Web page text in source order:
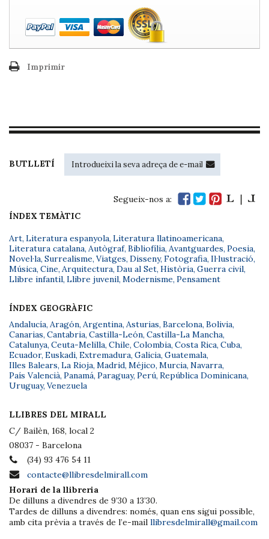
Imprimir
BUTLLETÍ
Segueix-nos a:
ÍNDEX TEMÀTIC
Art, Literatura espanyola, Literatura llatinoamericana,
Literatura catalana, Autògraf, Bibliofília, Avantguardes, Poesia,
Novel·la, Surrealisme, Viatges, Disseny, Fotografia, Il·lustració,
Música, Cine, Arquitectura, Dau al Set, Història, Guerra civil,
Llibre infantil, Llibre juvenil, Modernisme, Pensament
ÍNDEX GEOGRÀFIC
Andalucía, Aragón, Argentina, Asturias, Barcelona, Bolivia,
Canarias, Cantabria, Castilla-León, Castilla-La Mancha,
Catalunya, Ceuta-Melilla, Chile, Colombia, Costa Rica, Cuba,
Ecuador, Euskadi, Extremadura, Galicia, Guatemala,
Illes Balears, La Rioja, Madrid, Méjico, Murcia, Navarra,
País Valencià, Panamá, Paraguay, Perú, República Dominicana,
Uruguay, Venezuela
LLIBRES DEL MIRALL
C/ Bailèn, 168, local 2
08037 - Barcelona
(34) 93 476 54 11
contacte@llibresdelmirall.com
Horari de la llibreria
De dilluns a divendres de 9’30 a 13’30.
Tardes de dilluns a divendres: només, quan ens sigui possible,
amb cita prèvia a través de l’e-mail llibresdelmirall@gmail.com